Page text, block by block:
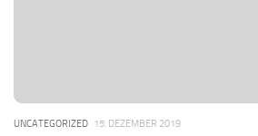
UNCATEGORIZED 15. DEZEMBER 2019